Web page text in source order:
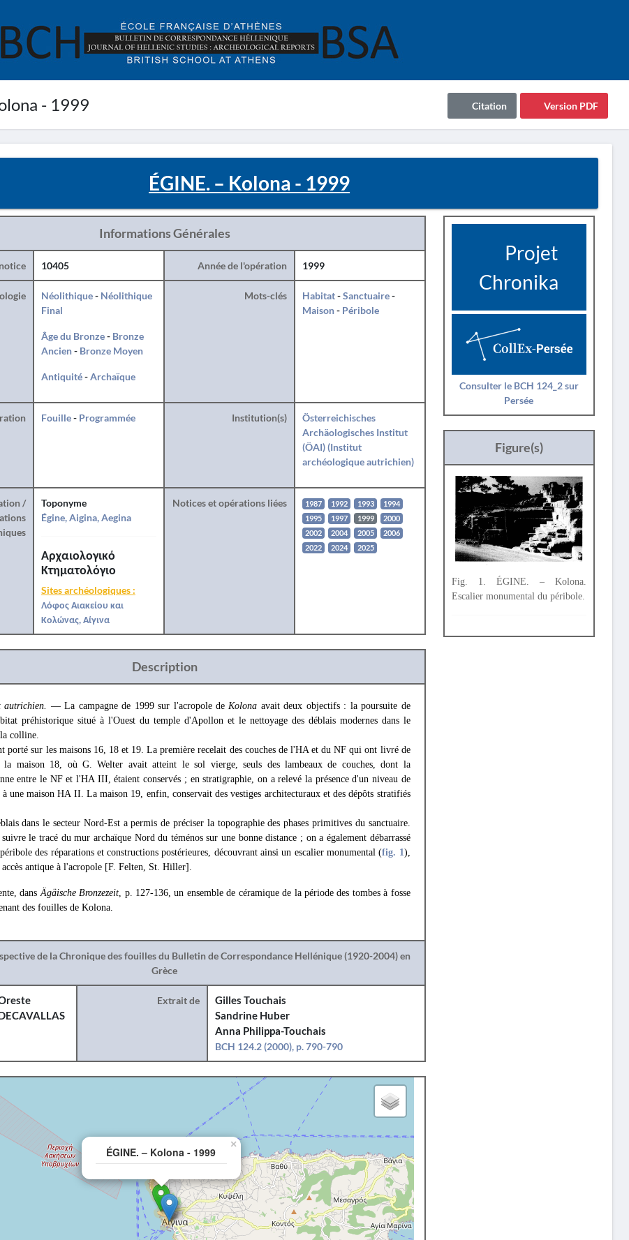
- 1999 Version PDF
Citation
ÉGINE. – Kolona - 1999
Informations Générales
10405 Année de l'opération 1999
Néolithique- Néolithique
Final
Âge du Bronze- Bronze
Ancien- Bronze Moyen
Antiquité-Archaïque
Mots-clés Habitat-Sanctuaire-
Maison- Péribole
Fouille- Programmée Institution(s)
Österreichisches
Archäologisches Institut
(ÖAI) (Institut
archéologique autrichien)
/
Toponyme
Égine, Aigina, Aegina
Αρχαιολογικό
Κτηματολόγιο
Sites archéologiques :
Λόφος Αιακείου και
Κολώνας, Αίγινα
Notices et opérations liées 1987 1992 1993
1994
1995
1997 1999
2000
2002
2004 2005
2006
2022
2024 2025
Description
— La campagne de 1999 sur l'acropole deKolona avait deux objectifs : la poursuite de
préhistorique situé à l'Ouest du temple d'Apollon et le nettoyage des déblais modernes dans le
colline.
porté sur les maisons 16, 18 et 19. La première recelait des couches de l'ΗΑ et du NF qui ont livré de
la maison 18, où G. Welter avait atteint le sol vierge, seuls des lambeaux de couches, dont la
entre le NF et l'ΗΑ III, étaient conservés ; en stratigraphie, on a relevé la présence d'un niveau de
une maison HA II. La maison 19, enfin, conservait des vestiges architecturaux et des dépôts stratifiés
dans le secteur Nord-Est a permis de préciser la topographie des phases primitives du sanctuaire.
le tracé du mur archaïque Nord du téménos sur une bonne distance ; on a également débarrassé
des réparations et constructions postérieures, découvrant ainsi un escalier monumental (fig. 1),
antique à l'acropole [F. Felten, St. Hiller].
dansÄgäische Bronzezeit, p. 127-136, un ensemble de céramique de la période des tombes à fosse
des fouilles de Kolona.
de la Chronique des fouilles du Bulletin de Correspondance Hellénique (1920-2004) en
Grèce
Extrait de
Gilles Touchais
Sandrine Huber
Anna Philippa-Touchais
BCH 124.2 (2000), p. 790-790
ÉGINE. – Kolona - 1999
×
Projet
Chronika
Consulter le BCH 124_2 sur
Persée
Figure(s)
Fig. 1. ÉGINE. – Kolona.
Escalier monumental du péribole.